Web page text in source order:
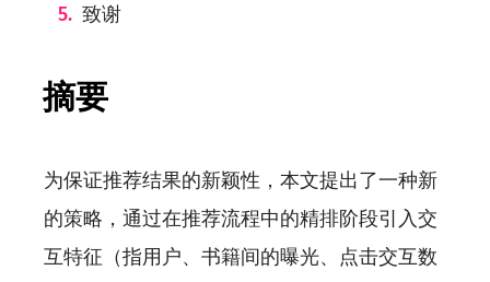
致谢
摘要
为保证推荐结果的新颖性，本文提出了一种新
的策略，通过在推荐流程中的精排阶段引入交
互特征（指用户、书籍间的曝光、点击交互数